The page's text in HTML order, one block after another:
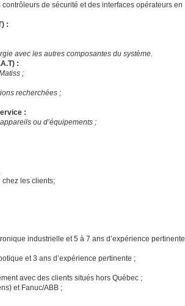
de sécurité et des interfaces opérateurs en
:
avec les autres composantes du système.
:
;
recherchées ;
:
ou d’équipements ;
chez les clients;
industrielle et 5 à 7 ans d’expérience pertinente
et 3 ans d’expérience pertinente ;
avec des clients situés hors Québec ;
et Fanuc/ABB ;